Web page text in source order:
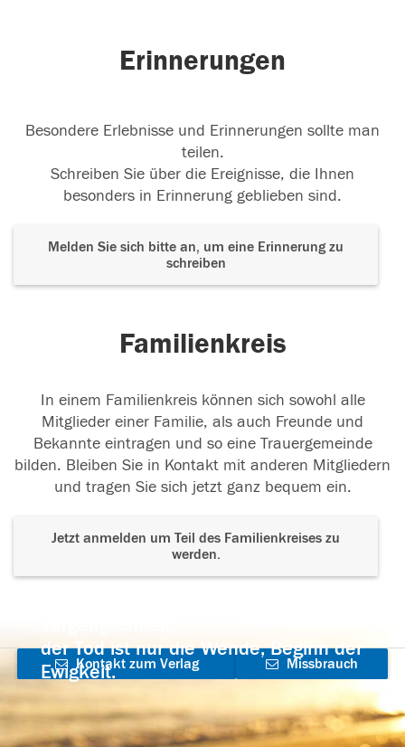
Erinnerungen
Besondere Erlebnisse und Erinnerungen sollte man
teilen.
Schreiben Sie über die Ereignisse, die Ihnen
besonders in Erinnerung geblieben sind.
Melden Sie sich bitte an, um eine Erinnerung zu
schreiben
Familienkreis
In einem Familienkreis können sich sowohl alle
Mitglieder einer Familie, als auch Freunde und
Bekannte eintragen und so eine Trauergemeinde
bilden. Bleiben Sie in Kontakt mit anderen Mitgliedern
und tragen Sie sich jetzt ganz bequem ein.
Jetzt anmelden um Teil des Familienkreises zu
werden.
der Tod ist nur die Wende, Beginn der
Ewigkeit.
Kontakt zum Verlag
aufnehmen
Missbrauch